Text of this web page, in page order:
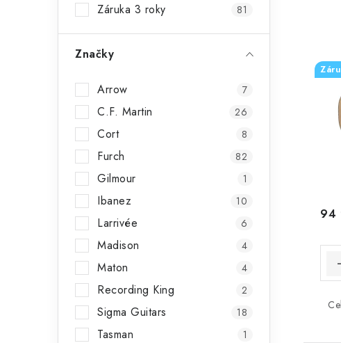
a
Záruka 3 roky 81
Značky
Arrow 7
C.F. Martin 26
Cort 8
Furch 82
Gilmour 1
Ibanez 10
Larrivée 6
Madison 4
Maton 4
Recording King 2
Sigma Guitars 18
Tasman 1
94